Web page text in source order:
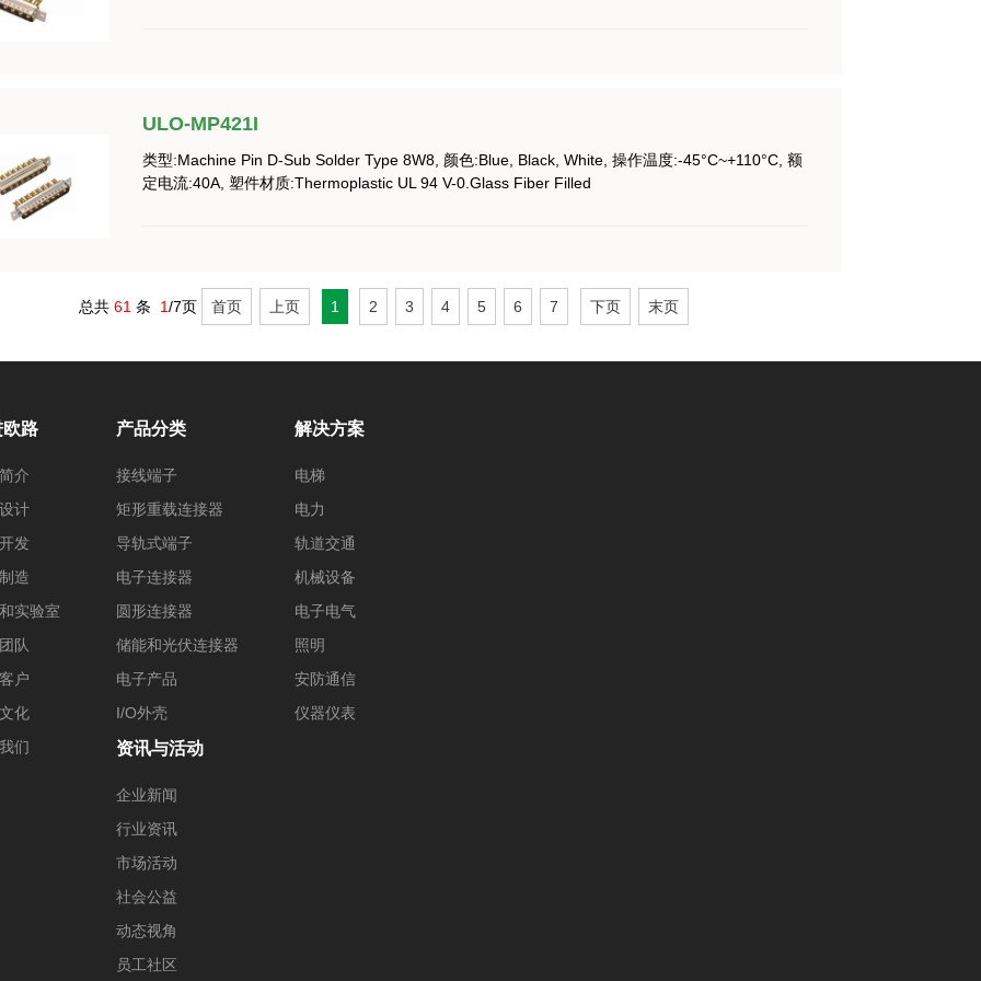
ULO-MP421I
类型:Machine Pin D-Sub Solder Type 8W8, 颜色:Blue, Black, White, 操作温度:-45°C~+110°C, 额
定电流:40A, 塑件材质:Thermoplastic UL 94 V-0.Glass Fiber Filled
总共 61 条 1/7页 首页 上页 1 2 3 4 5 6 7 下页 末页
路
介
计
发
造
实验室
队
户
化
们
产品分类
接线端子
矩形重载连接器
导轨式端子
电子连接器
圆形连接器
储能和光伏连接器
电子产品
I/O外壳
解决方案
电梯
电力
轨道交通
机械设备
电子电气
照明
安防通信
仪器仪表
资讯与活动
企业新闻
行业资讯
市场活动
社会公益
动态视角
员工社区